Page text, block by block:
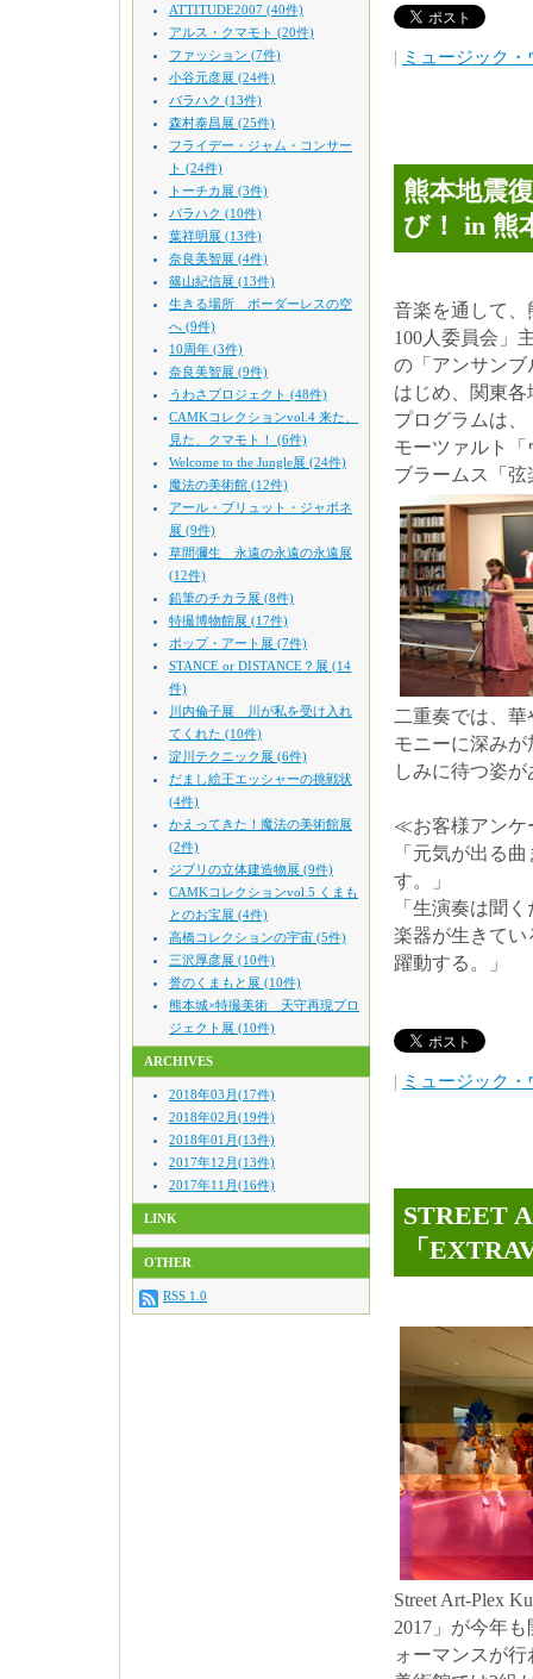
ATTITUDE2007 (40件)
アルス・クマモト (20件)
ファッション (7件)
小谷元彦展 (24件)
バラハク (13件)
森村泰昌展 (25件)
フライデー・ジャム・コンサー
ト (24件)
トーチカ展 (3件)
バラハク (10件)
葉祥明展 (13件)
奈良美智展 (4件)
篠山紀信展 (13件)
生きる場所 ボーダーレスの空
へ (9件)
10周年 (3件)
奈良美智展 (9件)
うわさプロジェクト (48件)
CAMKコレクションvol.4 来た、
見た、クマモト！ (6件)
Welcome to the Jungle展 (24件)
魔法の美術館 (12件)
アール・ブリュット・ジャポネ
展 (9件)
草間彌生 永遠の永遠の永遠展
(12件)
鉛筆のチカラ展 (8件)
特撮博物館展 (17件)
ポップ・アート展 (7件)
STANCE or DISTANCE？展 (14
件)
川内倫子展 川が私を受け入れ
てくれた (10件)
淀川テクニック展 (6件)
だまし絵王エッシャーの挑戦状
(4件)
かえってきた！魔法の美術館展
(2件)
ジブリの立体建造物展 (9件)
CAMKコレクションvol.5 くまも
とのお宝展 (4件)
高橋コレクションの宇宙 (5件)
三沢厚彦展 (10件)
誉のくまもと展 (10件)
熊本城×特撮美術 天守再現プロ
ジェクト展 (10件)
ARCHIVES
2018年03月(17件)
2018年02月(19件)
2018年01月(13件)
2017年12月(13件)
2017年11月(16件)
LINK
OTHER
RSS 1.0
| ミュージック・
熊本地震
び！ in 熊
音楽を通して
100人委員会」
の「アンサン
はじめ、関東
プログラムは、
モーツァルト
ブラームス「
二重奏では、
モニーに深み
しみに待つ姿
≪お客様アン
「元気が出る
す。」
「生演奏は聞
楽器が生きて
躍動する。」
| ミュージック・
STREET
「
Street Art-Plex
2017」が今年
ォーマンスが